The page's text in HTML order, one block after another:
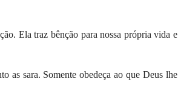
Ela traz bênção para nossa própria vida e
as sara. Somente obedeça ao que Deus lhe